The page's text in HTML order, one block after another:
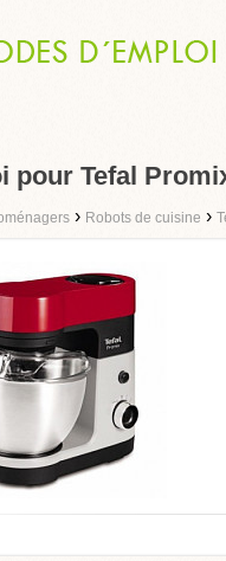
pour Tefal
› Robots de cuisine ›